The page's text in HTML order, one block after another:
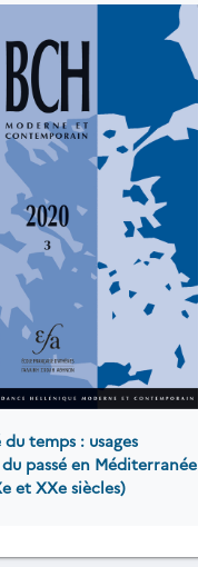
temps : usages
passé en Méditerranée
et XXe siècles)